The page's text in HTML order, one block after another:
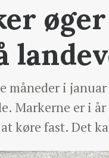
måneder i
Markerne er i
køre fast. Det